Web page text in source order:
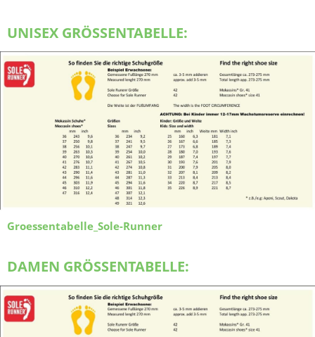
UNISEX GRÖSSENTABELLE:
Groessentabelle_Sole-Runner
DAMEN GRÖSSENTABELLE: